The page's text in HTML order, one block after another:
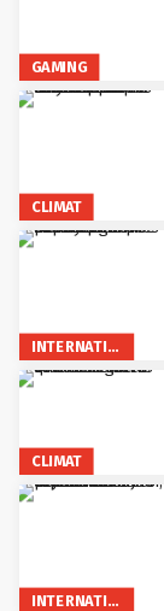
GAMING
CLIMAT
INTERNATIONAL
CLIMAT
INTERNATIONAL